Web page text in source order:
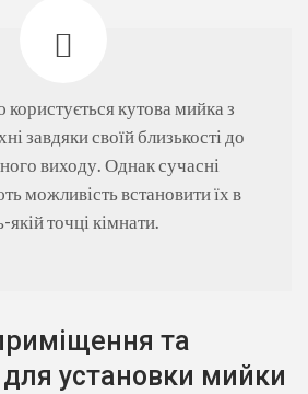
кутова мийка з
завдяки своїй близькості до
виходу. Однак сучасні
можливість встановити їх в
якій точці кімнати.
та
для установки мийки